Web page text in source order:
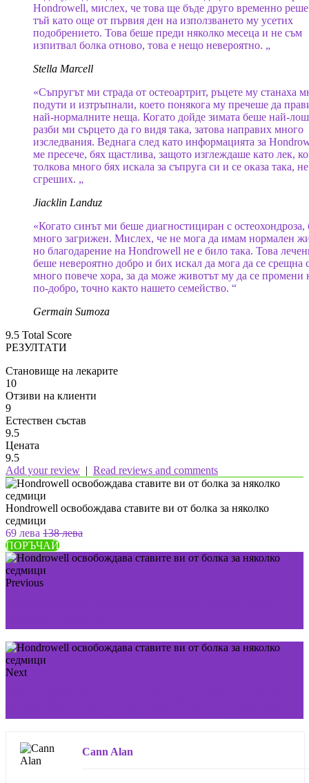
Hondrowell, мислех, че това ще бъде друго временно
тъй като още от първия ден на използването му усетих
подобрението. Това беше преди няколко месеца и не съм
изпитвал болка отново, това е нещо невероятно. „
Stella Marcell
«Съпругът ми страда от остеоартрит, ръцете му станаха
подути и изтръпнали, което понякога му пречеше да
най-нормалните неща. Когато дойде зимата беше най-
разби ми сърцето да го видя така, затова направих много
изследвания. Веднага след като информацията за
ме пресече, бях щастлива, защото изглеждаше като лек,
толкова много бях искала за съпруга си и се оказа така, не
сгреших. „
Jiacklin Landuz
«Когато синът ми беше диагностициран с остеохондроза,
много загрижен. Мислех, че не мога да имам нормален
но благодарение на Hondrowell не е било така. Това
беше невероятно добро и бих искал да мога да се срещна
много повече хора, за да може животът му да се промени
по-добро, точно както нашето семейство. “
Germain Sumoza
9.5 Total Score
РЕЗУЛТАТИ
Становище на лекарите
10
Отзиви на клиенти
9
Естествен състав
9.5
Цената
9.5
Add your review | Read reviews and comments
Hondrowell освобождава ставите ви от болка за няколко
седмици
69 лева 138 лева
ПОРЪЧАЙ
Previous
Next
Cann Alan